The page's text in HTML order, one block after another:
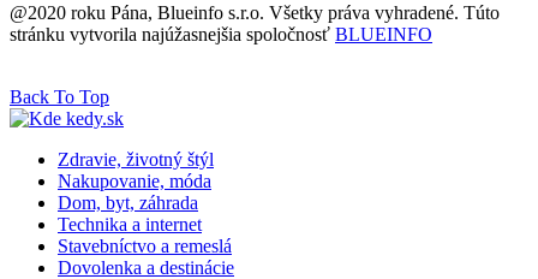
@2020 roku Pána, Blueinfo s.r.o. Všetky práva vyhradené. Túto
stránku vytvorila najúžasnejšia spoločnosť BLUEINFO
Back To Top
Zdravie, životný štýl
Nakupovanie, móda
Dom, byt, záhrada
Technika a internet
Stavebníctvo a remeslá
Dovolenka a destinácie